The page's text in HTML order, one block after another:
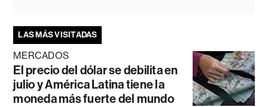
LAS MÁS VISITADAS
MERCADOS
El precio del dólar se debilita en
julio y América Latina tiene la
moneda más fuerte del mundo